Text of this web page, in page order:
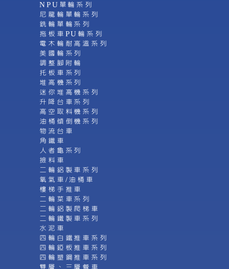
NPU單輪系列
尼龍輪單輪系列
銑輪單輪系列
拖板車PU輪系列
電木輪耐高溫系列
美國輪系列
調整腳附輪
托板車系列
堆高機系列
迷你堆高機系列
升降台車系列
高空取料機系列
油桶傾倒機系列
物流台車
角鐵車
人者龜系列
撿料車
二輪鋁製車系列
氧氣車/油桶車
樓梯手推車
二輪菜車系列
二輪鋁製爬梯車
二輪鐵製車系列
水泥車
四輪白鐵推車系列
四輪錏板推車系列
四輪塑鋼推車系列
雙層、三層餐車